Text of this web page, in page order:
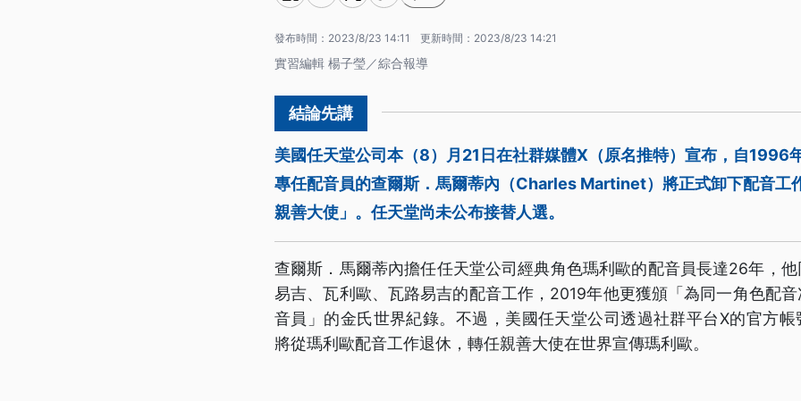
發布時間： 2023/8/23 14:11 更新時間： 2023/8/23 14:21
實習編輯 楊子瑩／綜合報導
美國任天堂公司本（8）月21日在社群媒體X（原名推特）宣布，自1996
專任配音員的查爾斯．馬爾蒂內（Charles Martinet）將正式卸下配音工
親善大使」。任天堂尚未公布接替人選。
查爾斯．馬爾蒂內擔任任天堂公司經典角色瑪利歐的配音員長達26年，
易吉、瓦利歐、瓦路易吉的配音工作，2019年他更獲頒「為同一角色配
音員」的金氏世界紀錄。不過，美國任天堂公司透過社群平台X的官方
將從瑪利歐配音工作退休，轉任親善大使在世界宣傳瑪利歐。